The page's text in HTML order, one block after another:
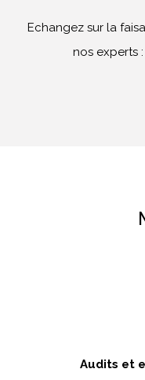
Echangez sur la
nos experts :
Audits et